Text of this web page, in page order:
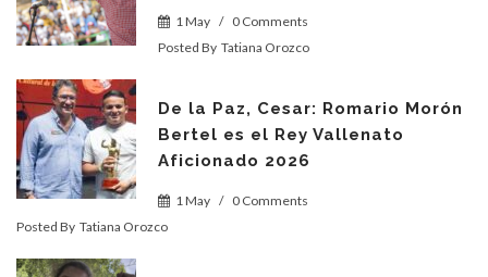
1 May / 0 Comments
Posted By Tatiana Orozco
De la Paz, Cesar: Romario Morón
Bertel es el Rey Vallenato
Aficionado 2026
1 May / 0 Comments
Posted By Tatiana Orozco